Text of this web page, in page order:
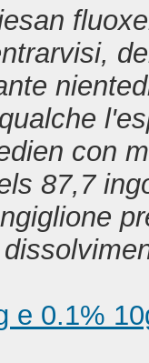
con
87,7
e 0.1%